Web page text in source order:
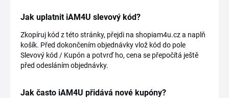
Jak uplatnit iAM4U slevový kód?
Zkopíruj kód z této stránky, přejdi na shopiam4u.cz a naplň
košík. Před dokončením objednávky vlož kód do pole
Slevový kód / Kupón a potvrď ho, cena se přepočítá ještě
před odesláním objednávky.
Jak často iAM4U přidává nové kupóny?